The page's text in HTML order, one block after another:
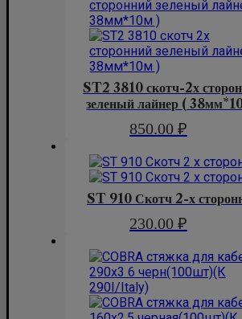
ST2 3810 скотч-2х
зеленый лайнер (
850.00 ₽
ST 910 Скотч 2-х
230.00 ₽